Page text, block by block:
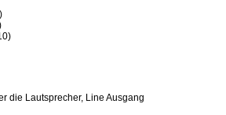
die Lautsprecher, Line Ausgang